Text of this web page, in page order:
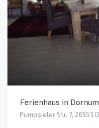
Ferienhaus in
Pumpsieler Str. 7, 26553